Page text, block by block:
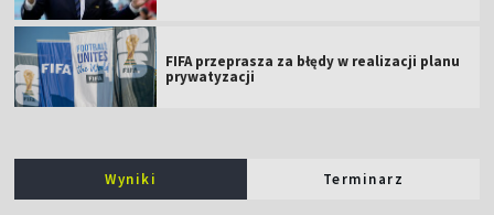
FIFA przeprasza za błędy w realizacji planu
prywatyzacji
Wyniki Terminarz